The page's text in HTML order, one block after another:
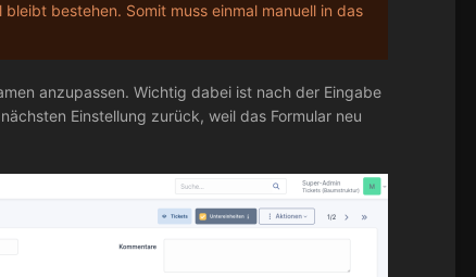
bestehen. Somit muss einmal manuell in das
anzupassen. Wichtig dabei ist nach der Eingabe
Einstellung zurück, weil das Formular neu